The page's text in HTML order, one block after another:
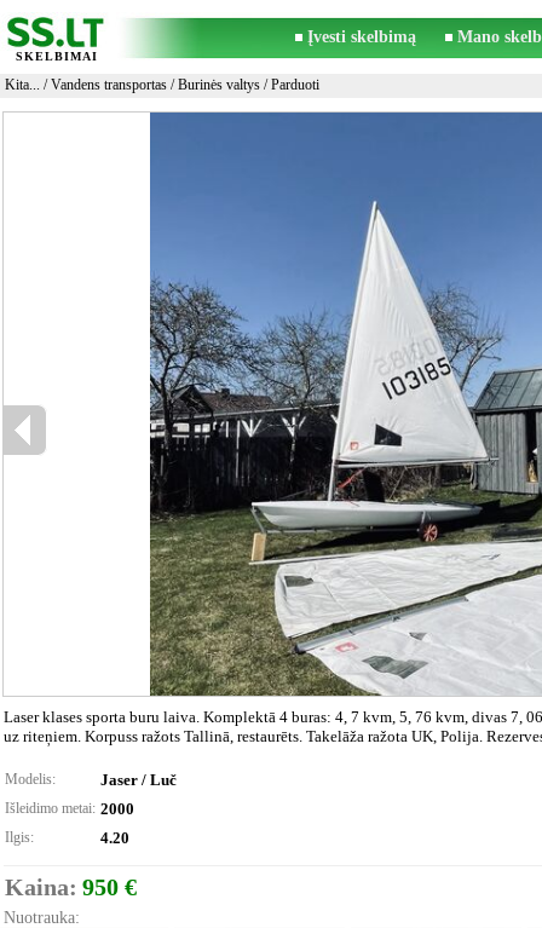
SKELBIMAI
Įvesti skelbimą Mano
Kita... /Vandens transportas /Burinės valtys / Parduoti
Laser klases sporta buru laiva. Komplektā 4 buras: 4, 7 kvm, 5, 76 kvm, divas 7,
uz riteņiem. Korpuss ražots Tallinā, restaurēts. Takelāža ražota UK, Polija.
Modelis: Jaser / Luč
Išleidimo metai: 2000
Ilgis: 4.20
Kaina: 950 €
Nuotrauka: